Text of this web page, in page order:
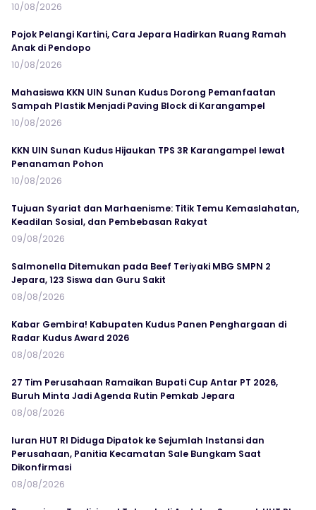
10/08/2026
Pojok Pelangi Kartini, Cara Jepara Hadirkan Ruang Ramah
Anak di Pendopo
10/08/2026
Mahasiswa KKN UIN Sunan Kudus Dorong Pemanfaatan
Sampah Plastik Menjadi Paving Block di Karangampel
10/08/2026
KKN UIN Sunan Kudus Hijaukan TPS 3R Karangampel lewat
Penanaman Pohon
10/08/2026
Tujuan Syariat dan Marhaenisme: Titik Temu Kemaslahatan,
Keadilan Sosial, dan Pembebasan Rakyat
09/08/2026
Salmonella Ditemukan pada Beef Teriyaki MBG SMPN 2
Jepara, 123 Siswa dan Guru Sakit
08/08/2026
Kabar Gembira! Kabupaten Kudus Panen Penghargaan di
Radar Kudus Award 2026
08/08/2026
27 Tim Perusahaan Ramaikan Bupati Cup Antar PT 2026,
Buruh Minta Jadi Agenda Rutin Pemkab Jepara
08/08/2026
Iuran HUT RI Diduga Dipatok ke Sejumlah Instansi dan
Perusahaan, Panitia Kecamatan Sale Bungkam Saat
Dikonfirmasi
08/08/2026